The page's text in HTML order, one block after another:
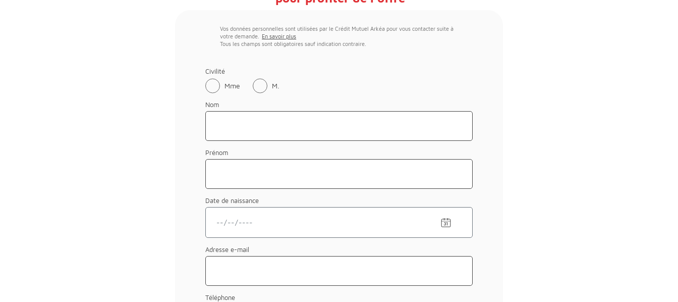
Vos données personnelles sont utilisées par le Crédit Mutuel Arkéa pour vous contacter suite à
votre demande.
En savoir plus
Tous les champs sont obligatoires sauf indication contraire.
Civilité
Mme M.
Nom
Prénom
Date de naissance
Adresse e-mail
Téléphone